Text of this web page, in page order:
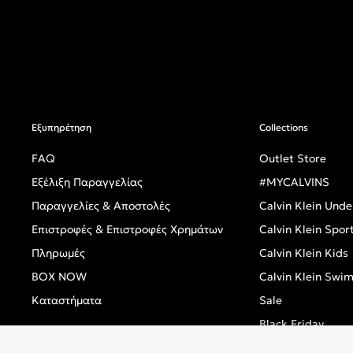
Εξυπηρέτηση
FAQ
Εξέλιξη Παραγγελίας
Παραγγελίες & Αποστολές
Επιστροφές & Επιστροφές Χρημάτων
Πληρωμές
BOX NOW
Καταστήματα
Collections
Outlet Store
#MYCALVINS
Calvin Klein
Calvin Klein
Calvin Klein Kids
Calvin Klein
Sale
Black Friday